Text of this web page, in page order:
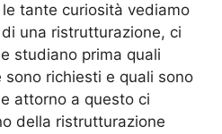
le tante curiosità vediamo
una ristrutturazione, ci
studiano prima quali
sono richiesti e quali sono
attorno a questo ci
della ristrutturazione